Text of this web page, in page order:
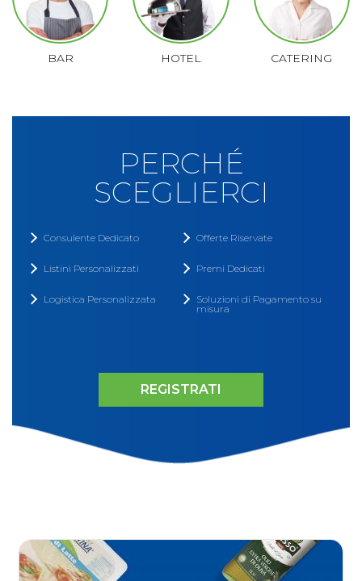
BAR HOTEL CATERING
PERCHÉ
SCEGLIERCI
Consulente Dedicato Offerte Riservate
Listini Personalizzati Premi Dedicati
Logistica Personalizzata
Soluzioni di Pagamento su
misura
REGISTRATI